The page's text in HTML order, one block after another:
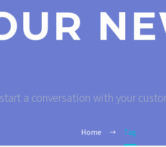
a conversation with your
Home Tag